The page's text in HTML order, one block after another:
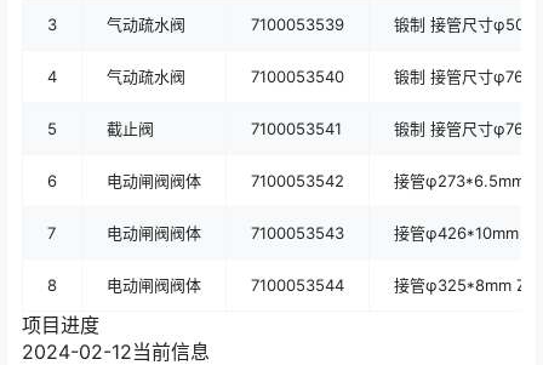
3 气动疏水阀 7100053539 锻制 接管尺寸
4 气动疏水阀 7100053540 锻制 接管尺寸
5 截止阀 7100053541 锻制 接管尺寸
6 电动闸阀阀体 7100053542 接管φ273*6.5mm
7 电动闸阀阀体 7100053543 接管φ426*10mm
8 电动闸阀阀体 7100053544 接管φ325*8mm
项目进度
2024-02-12当前信息